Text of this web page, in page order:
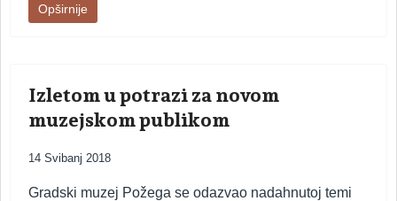
Opširnije
Izletom u potrazi za novom
muzejskom publikom
14 Svibanj 2018
Gradski muzej Požega se odazvao nadahnutoj temi